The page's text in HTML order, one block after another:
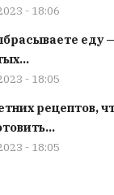
- 18:06
еду
- 18:05
рецептов,
- 18:05